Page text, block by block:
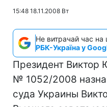
15:48 18.11.2008 Вт
Не витрачай час на
РБК-Україна у
Президент Виктор
№ 1052/2008
суда Украины